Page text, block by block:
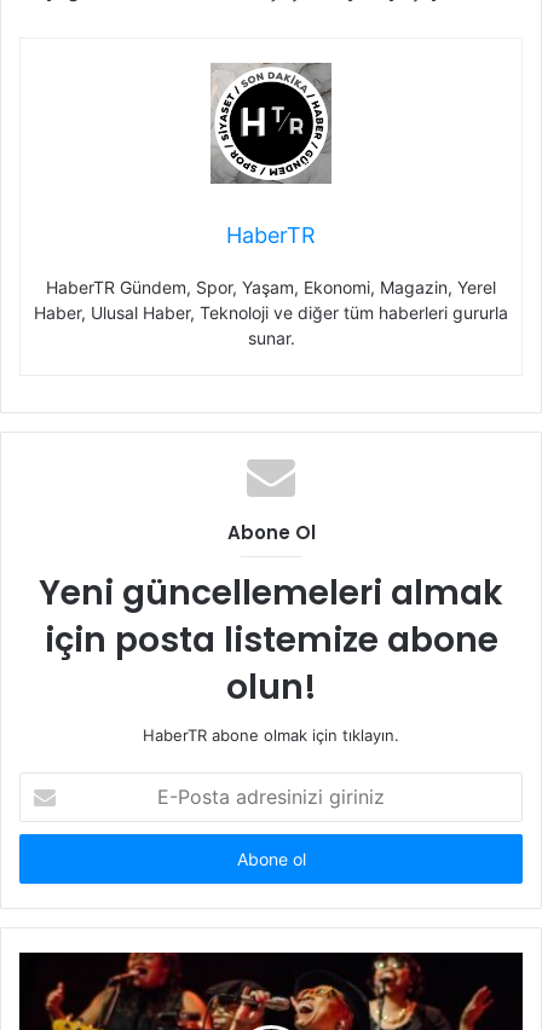
HaberTR
HaberTR Gündem, Spor, Yaşam, Ekonomi, Magazin, Yerel
Haber, Ulusal Haber, Teknoloji ve diğer tüm haberleri gururla
sunar.
Abone Ol
Yeni güncellemeleri almak
için posta listemize abone
olun!
HaberTR abone olmak için tıklayın.
Posta
adresinizi